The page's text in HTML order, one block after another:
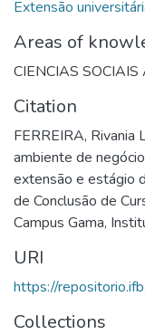
Extensão
Areas of
CIENCIAS
Citation
FERREIRA, Rivania
ambiente de
extensão e estágio
de Conclusão de
Campus Gama,
URI
https://
Collections